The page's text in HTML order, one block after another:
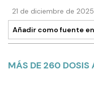
21 de diciembre de
Añadir como fuente en
MÁS DE 260 DOSIS